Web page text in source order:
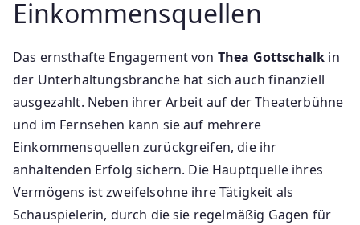
Einkommensquellen
Das ernsthafte Engagement von Thea Gottschalk in
der Unterhaltungsbranche hat sich auch finanziell
ausgezahlt. Neben ihrer Arbeit auf der Theaterbühne
und im Fernsehen kann sie auf mehrere
Einkommensquellen zurückgreifen, die ihr
anhaltenden Erfolg sichern. Die Hauptquelle ihres
Vermögens ist zweifelsohne ihre Tätigkeit als
Schauspielerin, durch die sie regelmäßig Gagen für